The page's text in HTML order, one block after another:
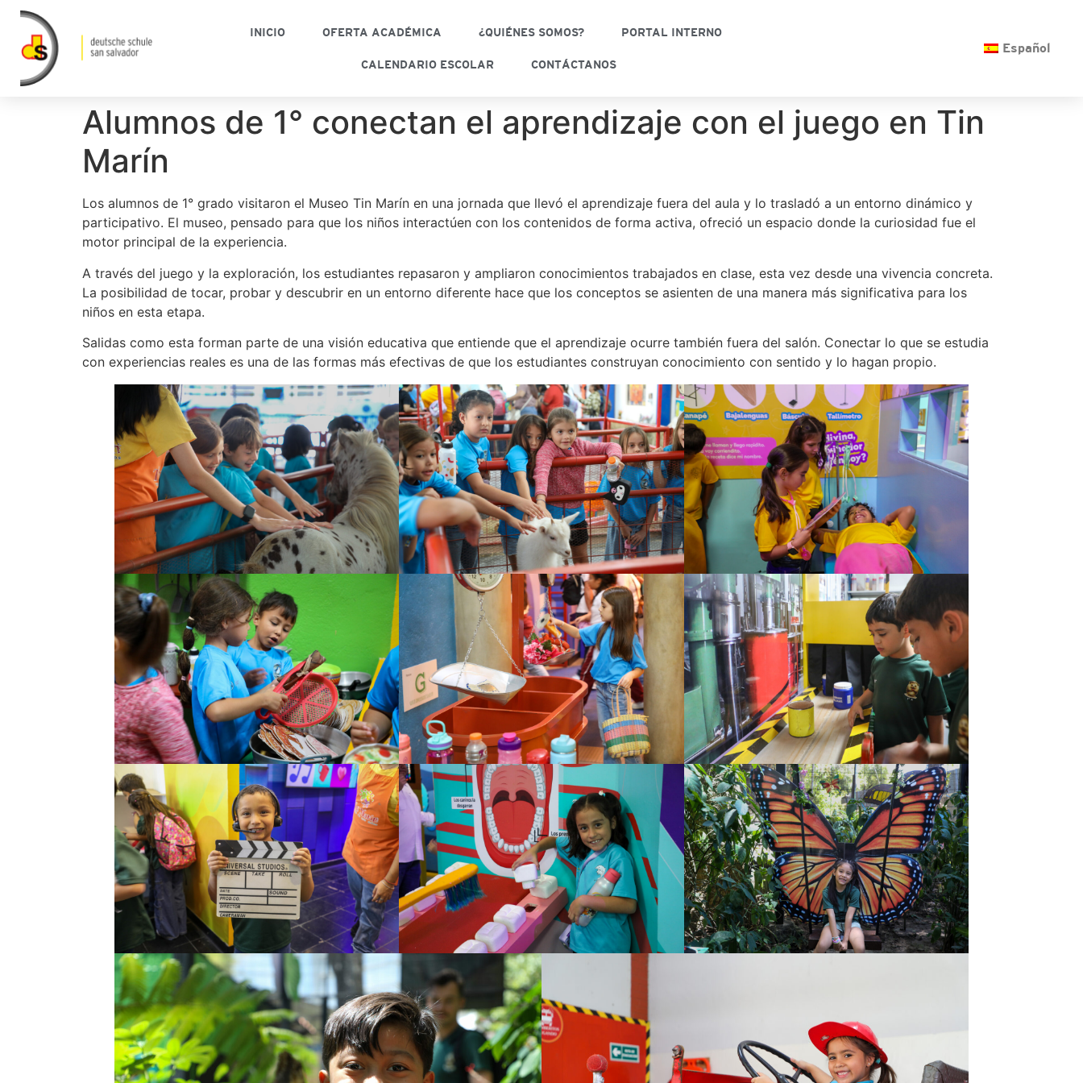
INICIO OFERTA ACADÉMICA ¿QUIÉNES SOMOS? PORTAL INTERNO
CALENDARIO ESCOLAR CONTÁCTANOS
Español
Alumnos de 1° conectan el aprendizaje con el juego en Tin
Marín
Los alumnos de 1° grado visitaron el Museo Tin Marín en una jornada que llevó el aprendizaje fuera del aula y lo trasladó a un entorno dinámico y
participativo. El museo, pensado para que los niños interactúen con los contenidos de forma activa, ofreció un espacio donde la curiosidad fue el
motor principal de la experiencia.
A través del juego y la exploración, los estudiantes repasaron y ampliaron conocimientos trabajados en clase, esta vez desde una vivencia concreta.
La posibilidad de tocar, probar y descubrir en un entorno diferente hace que los conceptos se asienten de una manera más significativa para los
niños en esta etapa.
Salidas como esta forman parte de una visión educativa que entiende que el aprendizaje ocurre también fuera del salón. Conectar lo que se estudia
con experiencias reales es una de las formas más efectivas de que los estudiantes construyan conocimiento con sentido y lo hagan propio.